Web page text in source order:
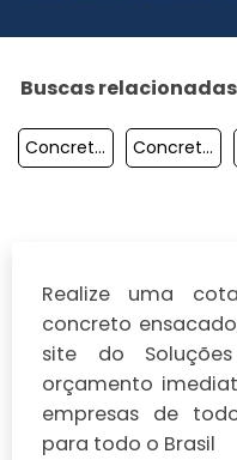
Buscas
Concreto Ensacado De Pega Rápido Concreto Ensacado No Rio De Janeiro
Realize uma
concreto
site do
orçamento
empresas de
para todo o Brasil